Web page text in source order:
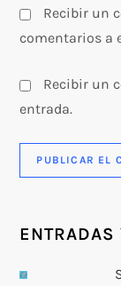
s
Recibir un
comentarios a
Recibir un
entrada.
ENTRADAS